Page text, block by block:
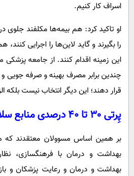
اسراف کار کنیم.
او تاکید کرد: هم بیمه‌ها مکلفند جلوی
را بگیرند و گاید لاین‌ها را اجرایی
این زمینه اقدام کنند. از جامعه
چندین برابر مصرف بهینه و صرفه جویی و
قرار دهند؛ این دیگر انتخاب نیست بلکه
پِرتی ۳۰ تا ۴۰ درصدی منابع سلامت
بر همین اساس مسوولان معتقدند که
بهداشت و درمان با فرهنگسازی،
بهداشت و درمان و رعایت پزشکان و